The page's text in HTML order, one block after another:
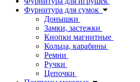
Фурнитура для сумок
Донышки
Замки, застежки
Кнопки магнитные
Кольца, карабины
Ремни
Ручки
Цепочки